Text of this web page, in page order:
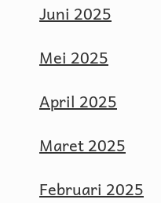
Juni 2025
Mei 2025
April 2025
Maret 2025
Februari 2025